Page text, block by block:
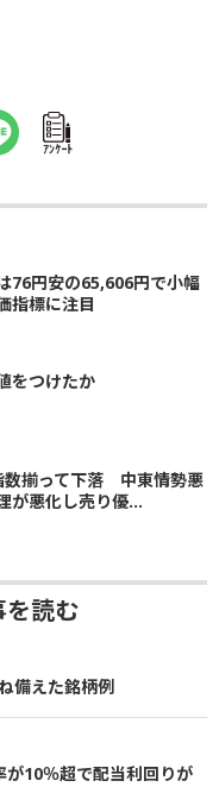
ｱﾝｹｰﾄ
76円安の65,606円で小幅
指標に注目
をつけたか
数揃って下落 中東情勢悪
が悪化し売り優...
を読む
備えた銘柄例
が10％超で配当利回りが